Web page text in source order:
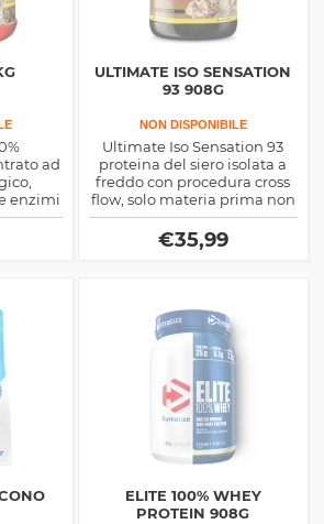
ad
enzimi
post
ULTIMATE ISO SENSATION
93 908G
NON DISPONIBILE
Ultimate Iso Sensation 93
proteina del siero isolata a
freddo con procedura cross
flow, solo materia prima non
denaturata, arricchita di
colostro e altri composti
anabolici
€35,99
ELITE 100% WHEY
PROTEIN 908G